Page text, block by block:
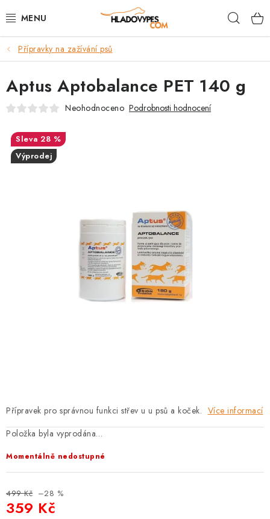
na
POTŘEBY PRO PSY
TAMI PŘEPRAVNÍ BOXY
SPORT SE PSEM
BACK ON TRACK
Výměna, vrácení a reklamace
Obchodní podmínky
Podmínky ochrany osobních údajů
Zásady použivání souboru cookies
FAQ
Přípravky na zažívání psů
Přípravek pro správnou funkci střev u u psů a koček. Více informací
Položka byla vyprodána…
Momentálně nedostupné
499 Kč –28 %
359 Kč
Aptus Aptobalance PET 140 g
Neohodnoceno Podrobnosti hodnocení
28 %
Výprodej